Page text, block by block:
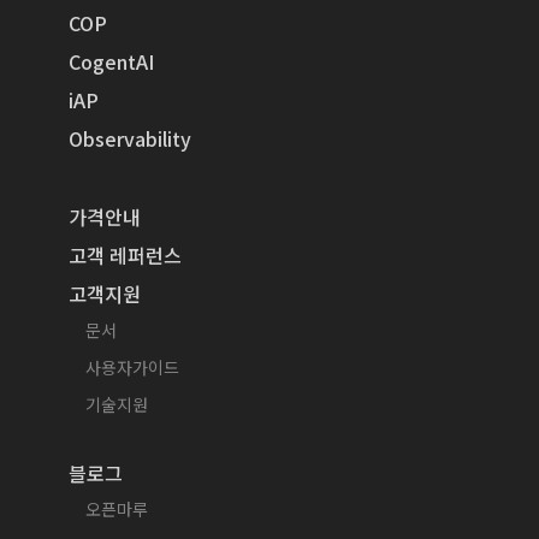
COP
CogentAI
iAP
Observability
가격안내
고객 레퍼런스
고객지원
문서
사용자가이드
기술지원
블로그
오픈마루